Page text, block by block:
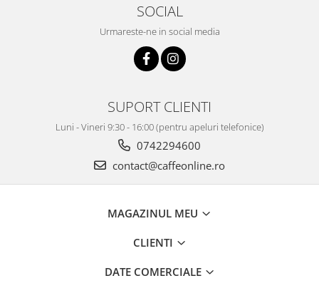
SOCIAL
Urmareste-ne in social media
SUPORT CLIENTI
Luni - Vineri 9:30 - 16:00 (pentru apeluri telefonice)
0742294600
contact@caffeonline.ro
MAGAZINUL MEU
CLIENTI
DATE COMERCIALE